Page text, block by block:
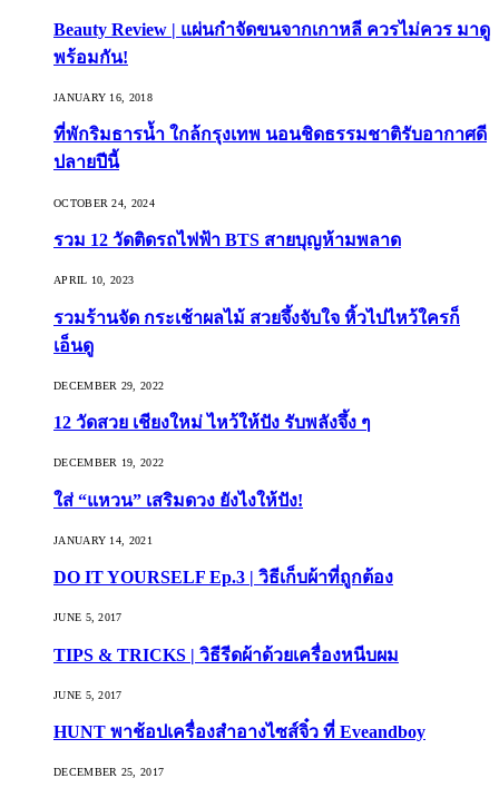
Beauty Review | แผ่นกำจัดขนจากเกาหลี ควรไม่ควร มาดู
พร้อมกัน!
JANUARY 16, 2018
ที่พักริมธารน้ำ ใกล้กรุงเทพ นอนชิดธรรมชาติรับอากาศดี
ปลายปีนี้
OCTOBER 24, 2024
รวม 12 วัดติดรถไฟฟ้า BTS สายบุญห้ามพลาด
APRIL 10, 2023
รวมร้านจัด กระเช้าผลไม้ สวยจึ้งจับใจ หิ้วไปไหว้ใครก็
เอ็นดู
DECEMBER 29, 2022
12 วัดสวย เชียงใหม่ ไหว้ให้ปัง รับพลังจึ้ง ๆ
DECEMBER 19, 2022
ใส่ “แหวน” เสริมดวง ยังไงให้ปัง!
JANUARY 14, 2021
DO IT YOURSELF Ep.3 | วิธีเก็บผ้าที่ถูกต้อง
JUNE 5, 2017
TIPS & TRICKS | วิธีรีดผ้าด้วยเครื่องหนีบผม
JUNE 5, 2017
HUNT พาช้อปเครื่องสำอางไซส์จิ๋ว ที่ Eveandboy
DECEMBER 25, 2017